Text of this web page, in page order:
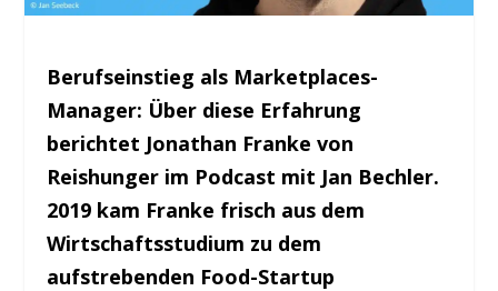
Berufseinstieg als Marketplaces-
Manager: Über diese Erfahrung
berichtet Jonathan Franke von
Reishunger im Podcast mit Jan Bechler.
2019 kam Franke frisch aus dem
Wirtschaftsstudium zu dem
aufstrebenden Food-Startup